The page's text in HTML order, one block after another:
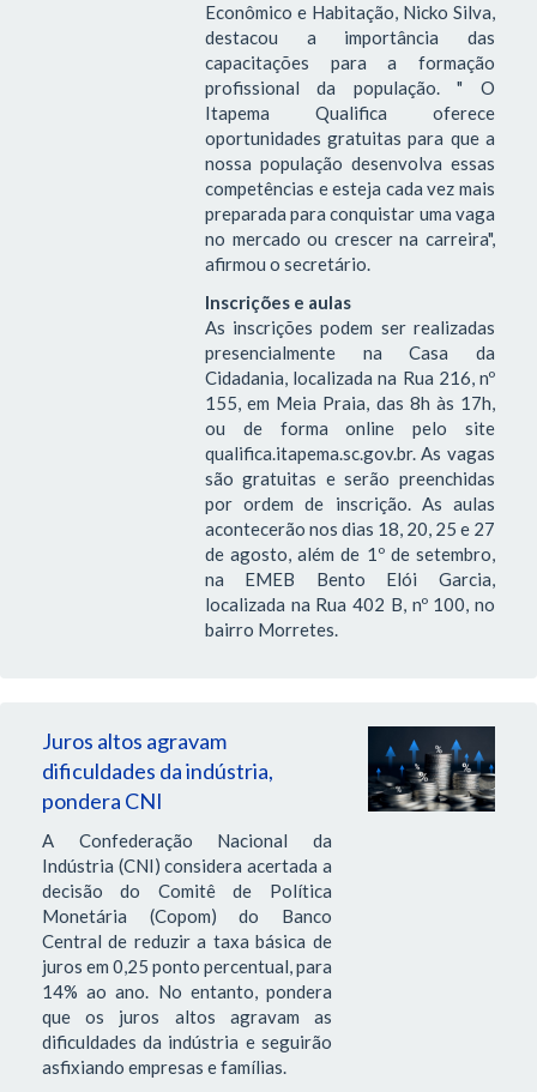
Econômico e Habitação, Nicko Silva,
destacou a importância das
capacitações para a formação
profissional da população. " O
Itapema Qualifica oferece
oportunidades gratuitas para que a
nossa população desenvolva essas
competências e esteja cada vez mais
preparada para conquistar uma vaga
no mercado ou crescer na carreira",
afirmou o secretário.
Inscrições e aulas
As inscrições podem ser realizadas
presencialmente na Casa da
Cidadania, localizada na Rua 216, nº
155, em Meia Praia, das 8h às 17h,
ou de forma online pelo site
qualifica.itapema.sc.gov.br. As vagas
são gratuitas e serão preenchidas
por ordem de inscrição. As aulas
acontecerão nos dias 18, 20, 25 e 27
de agosto, além de 1º de setembro,
na EMEB Bento Elói Garcia,
localizada na Rua 402 B, nº 100, no
bairro Morretes.
Juros altos agravam
dificuldades da indústria,
pondera CNI
A Confederação Nacional da
Indústria (CNI) considera acertada a
decisão do Comitê de Política
Monetária (Copom) do Banco
Central de reduzir a taxa básica de
juros em 0,25 ponto percentual, para
14% ao ano. No entanto, pondera
que os juros altos agravam as
dificuldades da indústria e seguirão
asfixiando empresas e famílias.